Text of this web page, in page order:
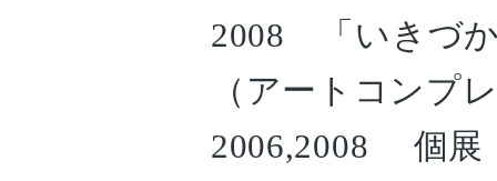
2008 「いきづ
（アートコンプ
2006,2008 個展